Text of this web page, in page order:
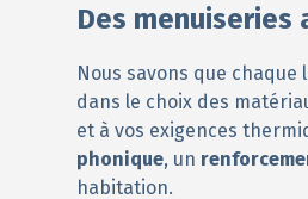
Des
Nous savons que
dans le choix des
et à vos exigences
phonique, un
habitation.